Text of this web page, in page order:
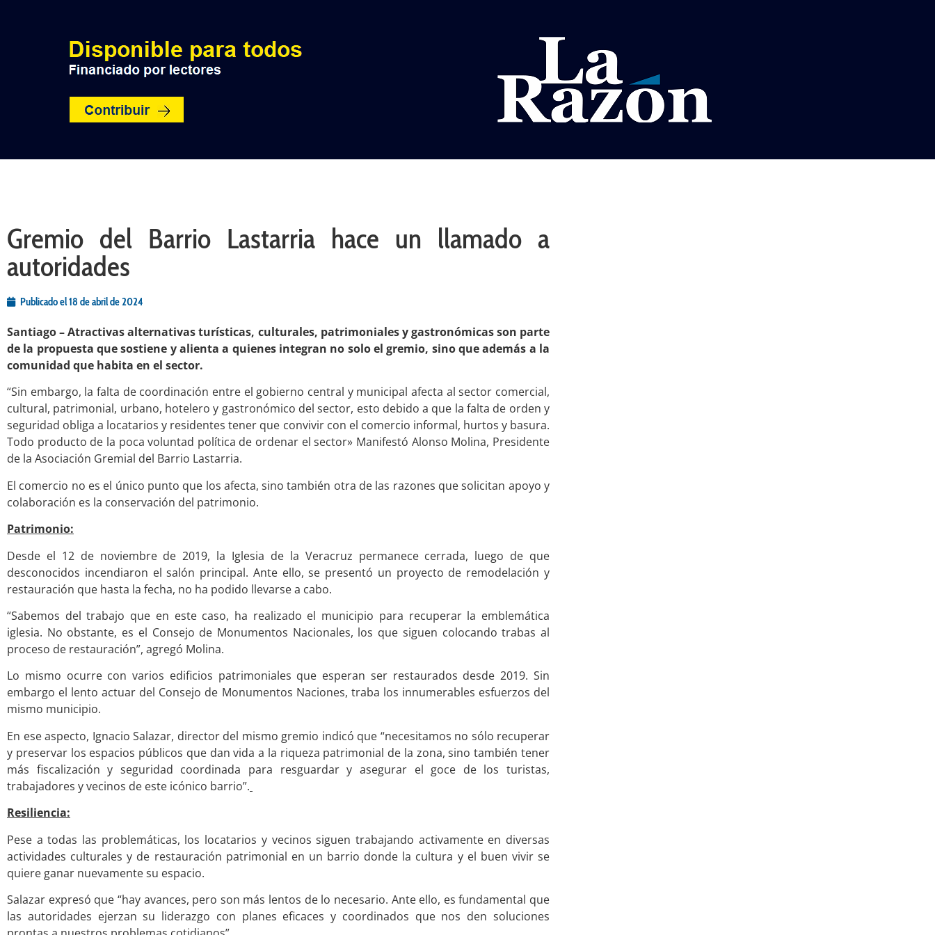
Gremio del Barrio Lastarria hace un llamado a
autoridades
Publicado el18 de abril de 2024
Santiago – Atractivas alternativas turísticas, culturales, patrimoniales y gastronómicas son parte
de la propuesta que sostiene y alienta a quienes integran no solo el gremio, sino que además a la
comunidad que habita en el sector.
“Sin embargo, la falta de coordinación entre el gobierno central y municipal afecta al sector comercial,
cultural, patrimonial, urbano, hotelero y gastronómico del sector, esto debido a que la falta de orden y
seguridad obliga a locatarios y residentes tener que convivir con el comercio informal, hurtos y basura.
Todo producto de la poca voluntad política de ordenar el sector» Manifestó Alonso Molina, Presidente
de la Asociación Gremial del Barrio Lastarria.
El comercio no es el único punto que los afecta, sino también otra de las razones que solicitan apoyo y
colaboración es la conservación del patrimonio.
Patrimonio:
Desde el 12 de noviembre de 2019, la Iglesia de la Veracruz permanece cerrada, luego de que
desconocidos incendiaron el salón principal. Ante ello, se presentó un proyecto de remodelación y
restauración que hasta la fecha, no ha podido llevarse a cabo.
“Sabemos del trabajo que en este caso, ha realizado el municipio para recuperar la emblemática
iglesia. No obstante, es el Consejo de Monumentos Nacionales, los que siguen colocando trabas al
proceso de restauración”, agregó Molina.
Lo mismo ocurre con varios edificios patrimoniales que esperan ser restaurados desde 2019. Sin
embargo el lento actuar del Consejo de Monumentos Naciones, traba los innumerables esfuerzos del
mismo municipio.
En ese aspecto, Ignacio Salazar, director del mismo gremio indicó que “necesitamos no sólo recuperar
y preservar los espacios públicos que dan vida a la riqueza patrimonial de la zona, sino también tener
más fiscalización y seguridad coordinada para resguardar y asegurar el goce de los turistas,
trabajadores y vecinos de este icónico barrio”.
Resiliencia:
Pese a todas las problemáticas, los locatarios y vecinos siguen trabajando activamente en diversas
actividades culturales y de restauración patrimonial en un barrio donde la cultura y el buen vivir se
quiere ganar nuevamente su espacio.
Salazar expresó que “hay avances, pero son más lentos de lo necesario. Ante ello, es fundamental que
las autoridades ejerzan su liderazgo con planes eficaces y coordinados que nos den soluciones